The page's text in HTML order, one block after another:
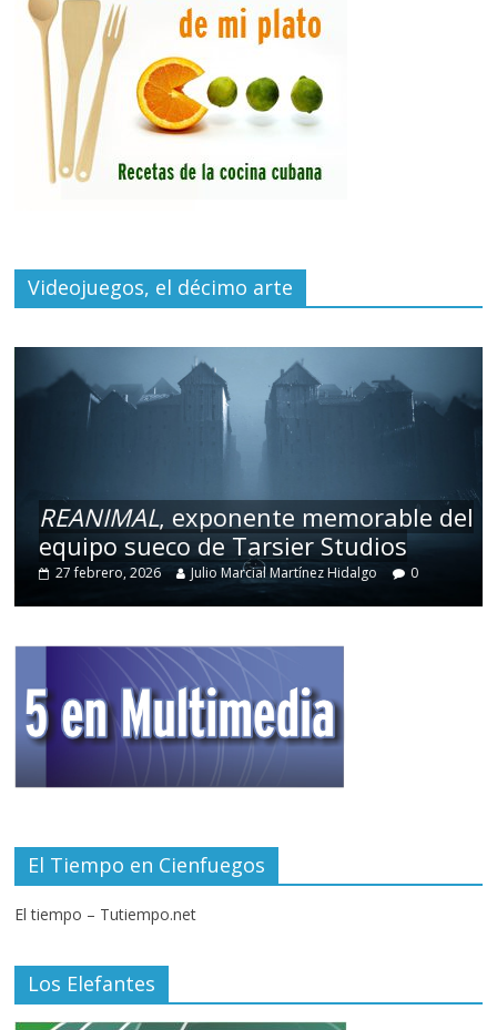
Videojuegos, el décimo arte
REANIMAL, exponente memorable del
equipo sueco de Tarsier Studios
27 febrero, 2026 Julio Marcial Martínez Hidalgo 0
El Tiempo en Cienfuegos
El tiempo – Tutiempo.net
Los Elefantes